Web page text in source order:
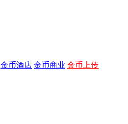
金币酒店 金币商业 金币上传